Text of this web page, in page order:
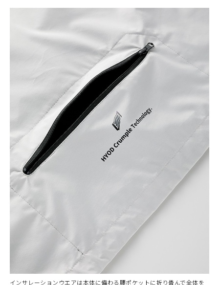
インサレーションウエアは本体に備わる腰ポケットに折り畳んで全体を